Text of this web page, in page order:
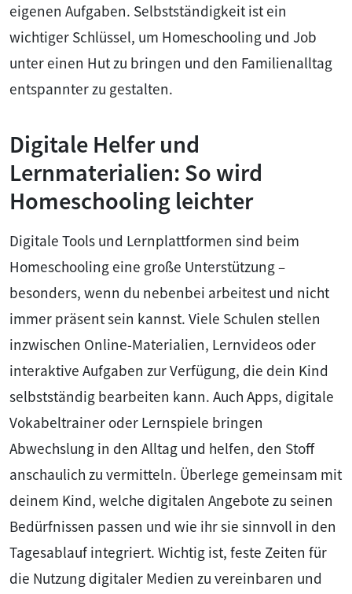
eigenen Aufgaben. Selbstständigkeit ist ein
wichtiger Schlüssel, um Homeschooling und Job
unter einen Hut zu bringen und den Familienalltag
entspannter zu gestalten.
Digitale Helfer und
Lernmaterialien: So wird
Homeschooling leichter
Digitale Tools und Lernplattformen sind beim
Homeschooling eine große Unterstützung –
besonders, wenn du nebenbei arbeitest und nicht
immer präsent sein kannst. Viele Schulen stellen
inzwischen Online-Materialien, Lernvideos oder
interaktive Aufgaben zur Verfügung, die dein Kind
selbstständig bearbeiten kann. Auch Apps, digitale
Vokabeltrainer oder Lernspiele bringen
Abwechslung in den Alltag und helfen, den Stoff
anschaulich zu vermitteln. Überlege gemeinsam mit
deinem Kind, welche digitalen Angebote zu seinen
Bedürfnissen passen und wie ihr sie sinnvoll in den
Tagesablauf integriert. Wichtig ist, feste Zeiten für
die Nutzung digitaler Medien zu vereinbaren und